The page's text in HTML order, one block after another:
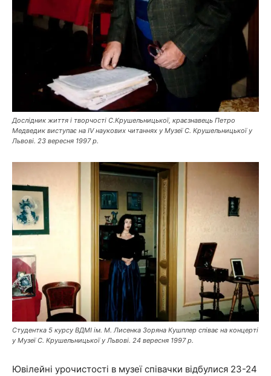
Дослідник життя і творчості С.Крушельницької, краєзнавець Петро
Медведик виступає на IV наукових читаннях у Музеї С. Крушельницької у
Львові. 23 вересня 1997 р.
Студентка 5 курсу ВДМІ ім. М. Лисенка Зоряна Кушплер співає на концерті
у Музеї С. Крушельницької у Львові. 24 вересня 1997 р.
Ювілейні урочистості в музеї співачки відбулися 23-24